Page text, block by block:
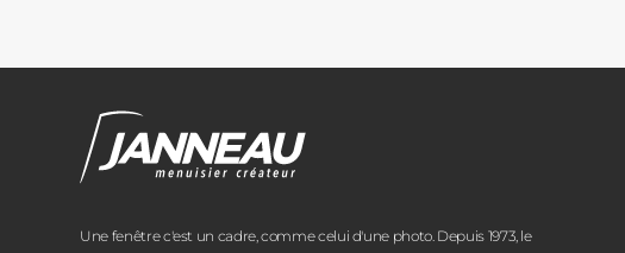
Une fenêtre c'est un cadre, comme celui d'une photo. Depuis 1973, le